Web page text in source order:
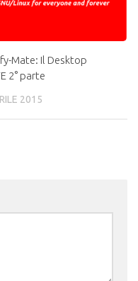
Mate: Il Desktop
2° parte
2015